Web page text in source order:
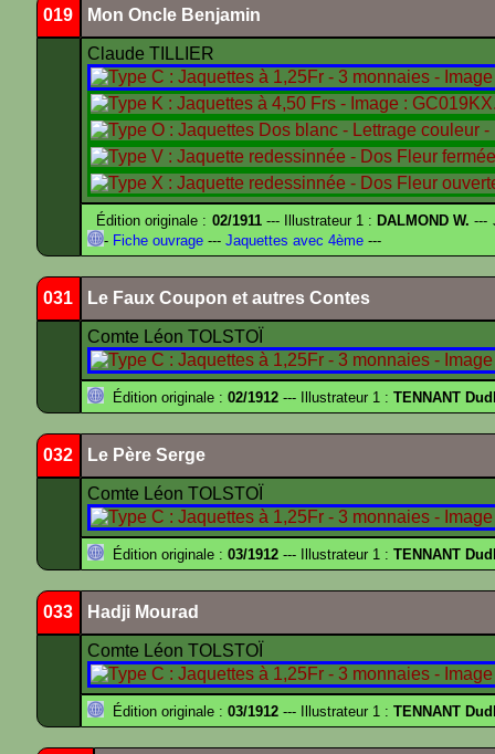
019 Mon Oncle Benjamin
Claude TILLIER
Édition originale : 02/1911--- Illustrateur 1 : DALMOND W. ---
- Fiche ouvrage --- Jaquettes avec 4ème ---
031 Le Faux Coupon et autres Contes
Comte Léon TOLSTOÏ
Édition originale : 02/1912 --- Illustrateur 1 : TENNANT
032 Le Père Serge
Comte Léon TOLSTOÏ
Édition originale : 03/1912 --- Illustrateur 1 : TENNANT
033 Hadji Mourad
Comte Léon TOLSTOÏ
Édition originale : 03/1912 --- Illustrateur 1 : TENNANT